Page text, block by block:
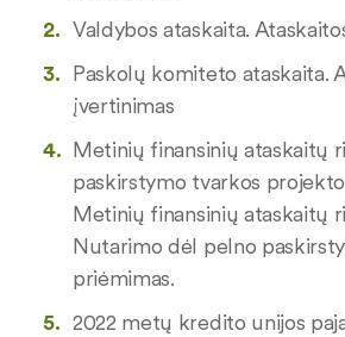
Valdybos ataskaita.
Paskolų komiteto ataskaita.
įvertinimas
Metinių finansinių ataskaitų
paskirstymo tvarkos
Metinių finansinių ataskaitų
Nutarimo dėl pelno
priėmimas.
2022 metų kredito unijos